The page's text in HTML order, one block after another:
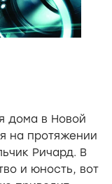
дома в Новой
на протяжении
Ричард. В
и юность, вот